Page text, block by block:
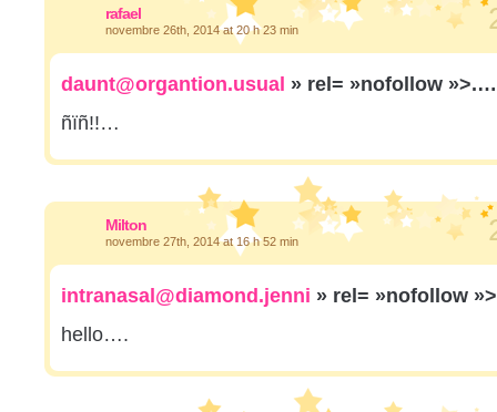
rafael
novembre 26th, 2014 at 20 h 23 min
daunt@organtion.usual » rel= »nofollow »>.…
ñïñ!!…
Milton
novembre 27th, 2014 at 16 h 52 min
intranasal@diamond.jenni » rel= »nofollow
hello….